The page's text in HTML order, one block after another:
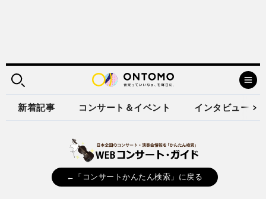
新着記事 コンサート＆イベント インタビュー
←「コンサートかんたん検索」に戻る